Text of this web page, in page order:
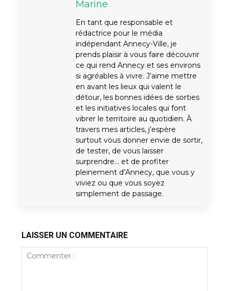
Marine
En tant que responsable et
rédactrice pour le média
indépendant Annecy-Ville, je
prends plaisir à vous faire découvrir
ce qui rend Annecy et ses environs
si agréables à vivre. J’aime mettre
en avant les lieux qui valent le
détour, les bonnes idées de sorties
et les initiatives locales qui font
vibrer le territoire au quotidien. À
travers mes articles, j’espère
surtout vous donner envie de sortir,
de tester, de vous laisser
surprendre… et de profiter
pleinement d’Annecy, que vous y
viviez ou que vous soyez
simplement de passage.
LAISSER UN COMMENTAIRE